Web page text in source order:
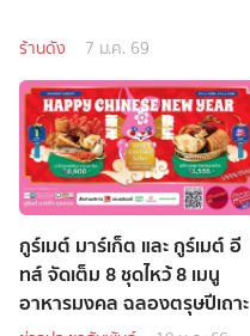
ร้านดัง 7 ม.ค. 69
กูร์เมต์ มาร์เก็ต และ กูร์เมต์ อี
ทส์ จัดเต็ม 8 ชุดไหว้ 8 เมนู
อาหารมงคล ฉลองตรุษปีเถาะ